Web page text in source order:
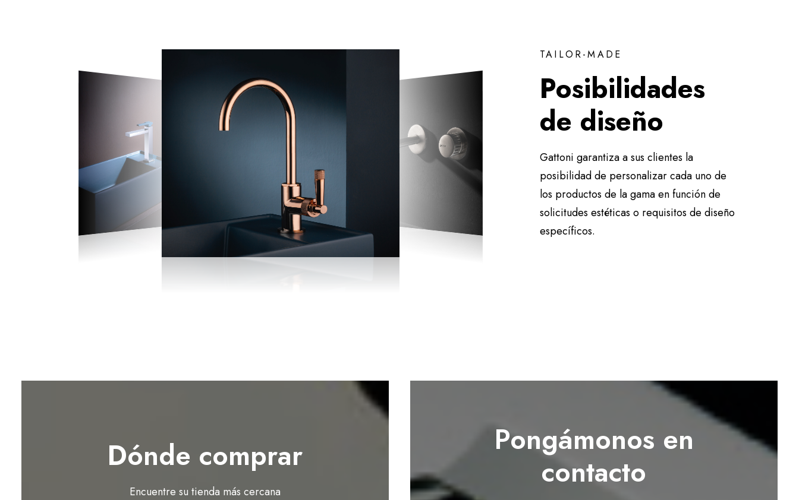
TAILOR-MADE
Posibilidades
de diseño
Gattoni garantiza a sus clientes la
posibilidad de personalizar cada uno de
los productos de la gama en función de
solicitudes estéticas o requisitos de diseño
específicos.
Dónde comprar
Encuentre su tienda más cercana
Pongámonos en
contacto